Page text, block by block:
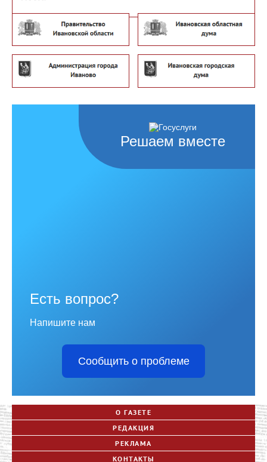
Решаем вместе
Есть вопрос?
Напишите нам
Сообщить о проблеме
О ГАЗЕТЕ
РЕДАКЦИЯ
РЕКЛАМА
КОНТАКТЫ